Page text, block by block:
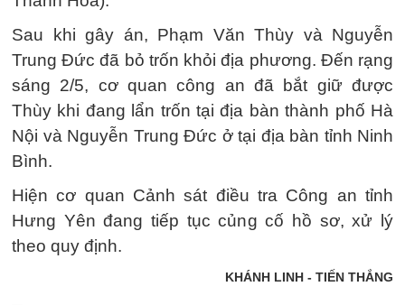
Sau khi gây án, Phạm Văn Thùy và Nguyễn
Trung Đức đã bỏ trốn khỏi địa phương. Đến rạng
sáng 2/5, cơ quan công an đã bắt giữ được
Thùy khi đang lẩn trốn tại địa bàn thành phố Hà
Nội và Nguyễn Trung Đức ở tại địa bàn tỉnh Ninh
Bình.
Hiện cơ quan Cảnh sát điều tra Công an tỉnh
Hưng Yên đang tiếp tục củng cố hồ sơ, xử lý
theo quy định.
KHÁNH LINH - TIẾN THẮNG